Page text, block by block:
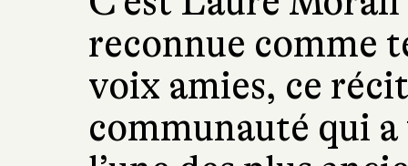
reconnue comme
voix amies, ce
communauté qui